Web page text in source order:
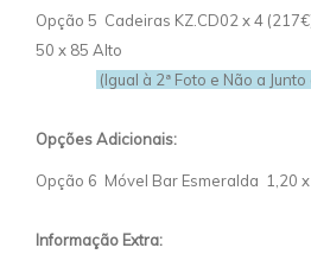
Opção 5 Cadeiras KZ.CD02 x 4
50 x 85 Alto
(Igual à 2ª Foto e Não a
Opções Adicionais:
Opção 6 Móvel Bar Esmeralda 1,20
Informação Extra: